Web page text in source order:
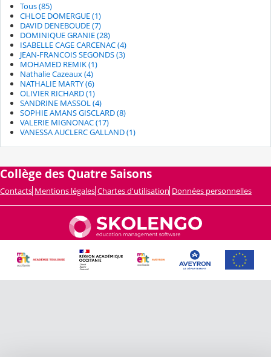
Tous (85)
CHLOE DOMERGUE (1)
DAVID DENEBOUDE (7)
DOMINIQUE GRANIE (28)
ISABELLE CAGE CARCENAC (4)
JEAN-FRANCOIS SEGONDS (3)
MOHAMED REMIK (1)
Nathalie Cazeaux (4)
NATHALIE MARTY (6)
OLIVIER RICHARD (1)
SANDRINE MASSOL (4)
SOPHIE AMANS GISCLARD (8)
VALERIE MIGNONAC (17)
VANESSA AUCLERC GALLAND (1)
Collège des Quatre Saisons
Contacts Mentions légales Chartes d'utilisation Données personnelles